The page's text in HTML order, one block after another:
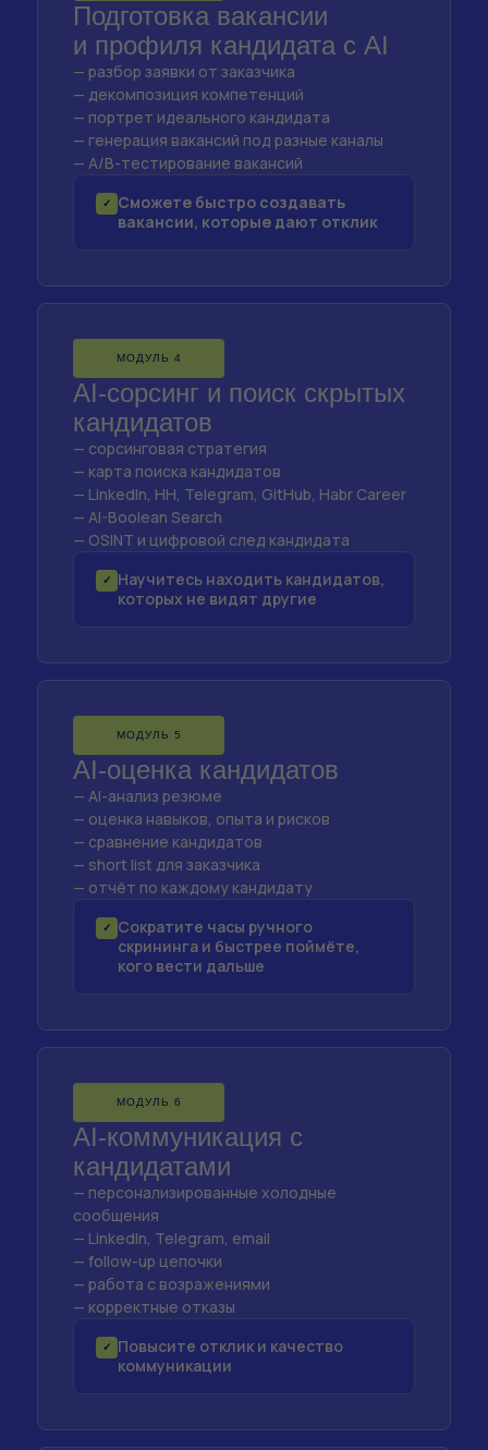
Подготовка вакансии
и профиля кандидата с AI
— разбор заявки от заказчика
— декомпозиция компетенций
— портрет идеального кандидата
— генерация вакансий под разные каналы
— A/B-тестирование вакансий
✓
Сможете быстро создавать
вакансии, которые дают отклик
МОДУЛЬ 4
AI-сорсинг и поиск скрытых
кандидатов
— сорсинговая стратегия
— карта поиска кандидатов
— LinkedIn, HH, Telegram, GitHub, Habr Career
— AI-Boolean Search
— OSINT и цифровой след кандидата
✓
Научитесь находить кандидатов,
которых не видят другие
МОДУЛЬ 5
AI-оценка кандидатов
— AI-анализ резюме
— оценка навыков, опыта и рисков
— сравнение кандидатов
— short list для заказчика
— отчёт по каждому кандидату
✓
Сократите часы ручного
скрининга и быстрее поймёте,
кого вести дальше
МОДУЛЬ 6
AI-коммуникация с
кандидатами
— персонализированные холодные
сообщения
— LinkedIn, Telegram, email
— follow-up цепочки
— работа с возражениями
— корректные отказы
✓
Повысите отклик и качество
коммуникации